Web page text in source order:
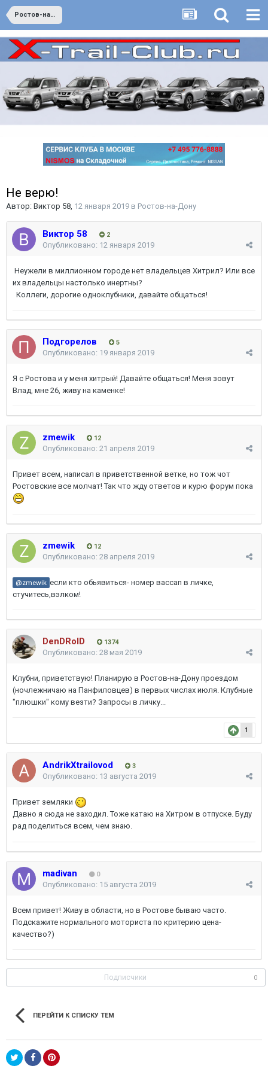
Ростов-на-Дону
Не верю!
Автор: Виктор 58 12 января 2019 в Ростов-на-Дону
Виктор 58 2
Опубликовано: 12 января 2019
Неужели в миллионном городе нет владельцев Хитрил? Или все
их владельцы настолько инертны?
Коллеги, дорогие одноклубники, давайте общаться!
Подгорелов 5
Опубликовано: 19 января 2019
Я с Ростова и у меня хитрый! Давайте общаться! Меня зовут
Влад, мне 26, живу на каменке!
zmewik 12
Опубликовано: 21 апреля 2019
Привет всем, написал в приветственной ветке, но тож чот
Ростовские все молчат! Так что жду ответов и курю форум пока
zmewik 12
Опубликовано: 28 апреля 2019
@zmewik если кто обьявиться- номер вассап в личке,
стучитесь,вэлком!
DenDRoID 1374
Опубликовано: 28 мая 2019
Клубни, приветствую! Планирую в Ростов-на-Дону проездом
(ночлежничаю на Панфиловцев) в первых числах июля. Клубные
"плюшки" кому везти? Запросы в личку...
1
AndrikXtrailovod 3
Опубликовано: 13 августа 2019
Привет земляки
Давно я сюда не заходил. Тоже катаю на Хитром в отпуске. Буду
рад поделиться всем, чем знаю.
madivan 0
Опубликовано: 15 августа 2019
Всем привет! Живу в области, но в Ростове бываю часто.
Подскажите нормального моториста по критерию цена-
качество?)
Подписчики 0
ПЕРЕЙТИ К СПИСКУ ТЕМ